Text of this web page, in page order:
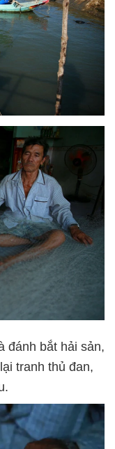
đánh bắt hải sản,
tranh thủ đan,